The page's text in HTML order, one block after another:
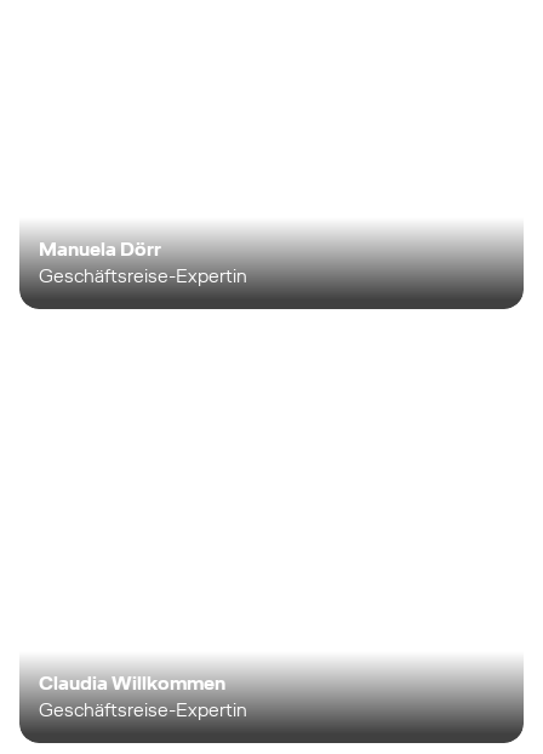
Manuela Dörr
Geschäftsreise-Expertin
Claudia Willkommen
Geschäftsreise-Expertin